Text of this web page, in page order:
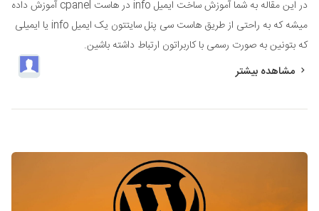
در این مقاله به شما آموزش ساخت ایمیل info در هاست cpanel آموزش داده
میشه که به راحتی از طریق هاست سی پنل سایتتون یک ایمیل info یا ایمیلی
که بتونین به صورت رسمی با کاربراتون ارتباط داشته باشین.
مشاهده بیشتر